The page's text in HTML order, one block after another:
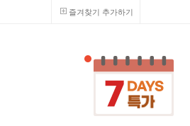
즐겨찾기 추가하기